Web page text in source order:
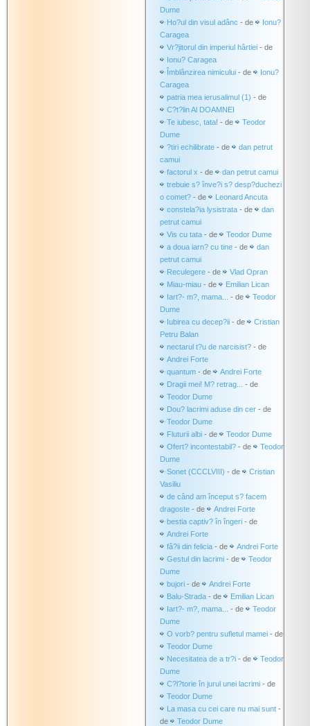
Dume
Ho?ul din visul adânc - de
Ionu?
Caragea
Vr?jitorul din imperiul hârtiei - de
Ionu? Caragea
Îmblânzirea nimicului - de
Ionu?
Caragea
patria mea ierusalimul (1) - de
C?t?lin Al DOAMNEI
Te iubesc, tata! - de
Teodor
Dume
?tiri echilibrate - de
dan petrut
camui
factorul x - de
dan petrut camui
trebuie s? înve?i s? desp?duchezi
o comet? - de
Leonard Ancuta
constela?ia lysistrata - de
dan
petrut camui
Vis cu tata - de
Teodor Dume
a doua iarn? cu tine - de
dan
petrut camui
Reculegere - de
Vlad Opran
Miau-miau - de
Emilian Lican
Iart?- m?, mama...
- de
Teodor
Dume
Iubirea cu decep?ii - de
Cristian
Petru Balan
nectarul t?u de narcisist? - de
Andrei Forte
quantum - de
Andrei Forte
Dragii mei! M? retrag...
- de
Teodor Dume
Dou? lacrimi aduse din cer - de
Teodor Dume
Fluturii albi - de
Teodor Dume
Ofert? incontestabil? - de
Teodor
Dume
Sonet (CCCLVIII) - de
Cristian
Vasiliu
de când am început s? facem
dragoste - de
Andrei Forte
bestia captiv? în îngeri - de
Andrei Forte
fâ?ii din felicia - de
Andrei Forte
Gestul din lacrimi - de
Teodor
Dume
bujori - de
Andrei Forte
Balu-Strada - de
Emilian Lican
Iart?- m?, mama...
- de
Teodor
Dume
O vorb? pentru sufletul mamei - de
Teodor Dume
Necesitatea de a tr?i - de
Teodor
Dume
C?l?torie în jurul unei lacrimi - de
Teodor Dume
La masa cu cei care nu mai sunt -
de
Teodor Dume